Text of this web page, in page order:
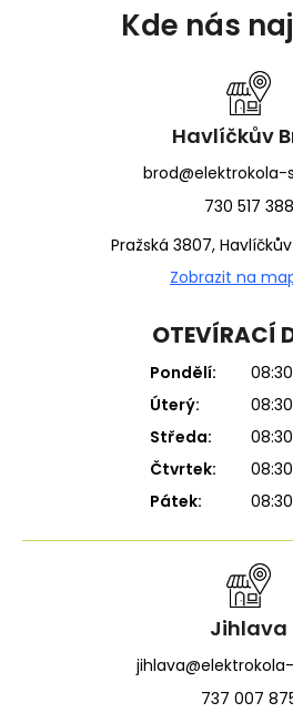
Kde nás
Havlíčkův
brod@elektrokola-
730 517 388
Pražská 3807,
Zobrazit na
OTEVÍRACÍ
Pondělí:
Úterý:
Středa:
Čtvrtek:
Pátek:
Jihlava
737 007